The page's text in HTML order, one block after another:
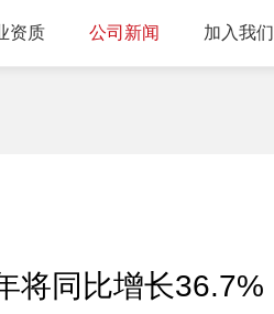
资质 公司新闻 加入我们
将同比增长36.7%